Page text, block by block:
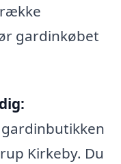
gardinkøbet
Kirkeby. Du